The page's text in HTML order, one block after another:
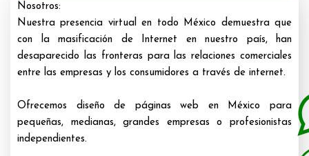
Nosotros:
Nuestra presencia virtual en todo México demuestra que
con la masificación de Internet en nuestro país, han
desaparecido las fronteras para las relaciones comerciales
entre las empresas y los consumidores a través de internet.
Ofrecemos diseño de páginas web en México para
pequeñas, medianas, grandes empresas o profesionistas
independientes.